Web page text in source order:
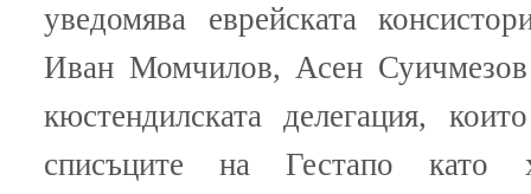
уведомява еврейската
Иван Момчилов, Асен
кюстендилската делегация,
списъците на Гестапо като